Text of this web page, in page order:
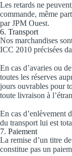
Les retards ne
commande, même
par JPM Ouest.
6. Transport
Nos marchandises
ICC 2010 précisées
En cas d’avaries ou
toutes les réserves
jours ouvrables pour
toute livraison à
En cas d’enlèvement
du transport lui est
7. Paiement
La remise d’un titre
constitue pas un